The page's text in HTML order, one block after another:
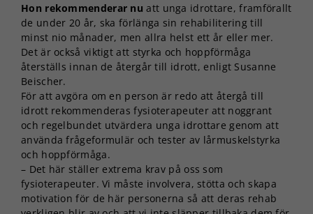
Hon rekommenderar nu att unga idrottare, framförallt
de under 20 år, ska förlänga sin rehabilitering till
minst nio månader, men allra helst ett år eller mer.
Det är också viktigt att styrka och hoppförmåga
återställs innan de återgår till idrott, enligt Susanne
Beischer.
För att avgöra om en person är redo att återgå till
idrott rekommenderas fysioterapeuter att noggrant
och regelbundet utvärdera unga idrottare genom att
använda frågeformulär och tester av lårmuskelstyrka
och hoppförmåga.
– Det här ställer extrema krav på oss som
fysioterapeuter. Vi måste involvera, stötta och skapa
motivation för de här personerna så att deras rehab